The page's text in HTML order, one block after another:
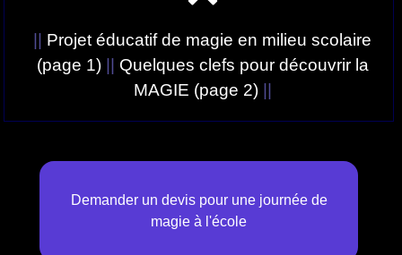
|| Projet éducatif de magie en milieu scolaire
(page 1)|| Quelques clefs pour découvrir la
MAGIE (page 2)||
Demander un devis pour une journée de
magie à l'école